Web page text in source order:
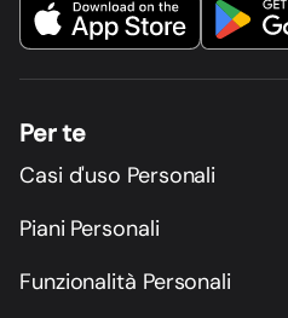
Per te
Casi d'uso Personali
Piani Personali
Funzionalità Personali